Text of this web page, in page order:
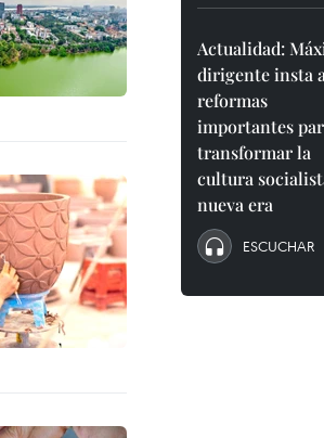
Actualidad:
dirigente insta
reformas
importantes
transformar la
cultura
nueva era
ESCUCHAR